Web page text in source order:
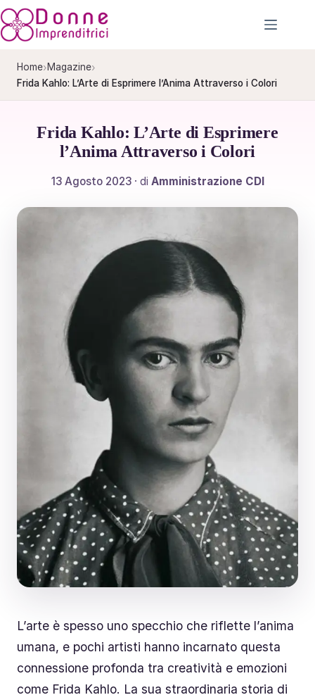
Salta
al
Home›Magazine›
Frida Kahlo: L’Arte di Esprimere l’Anima Attraverso i Colori
Frida Kahlo: L’Arte di Esprimere
l’Anima Attraverso i Colori
13 Agosto 2023 · di Amministrazione CDI
L’arte è spesso uno specchio che riflette l’anima
umana, e pochi artisti hanno incarnato questa
connessione profonda tra creatività e emozioni
come Frida Kahlo. La sua straordinaria storia di